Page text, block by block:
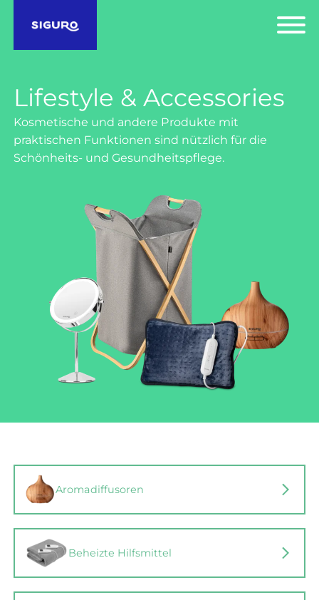
Lifestyle & Accessories
Kosmetische und andere Produkte mit
praktischen Funktionen sind nützlich für die
Schönheits- und Gesundheitspflege.
Aromadiffusoren
Beheizte Hilfsmittel